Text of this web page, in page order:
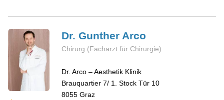
Dr. Gunther Arco
Chirurg (Facharzt für Chirurgie)
Dr. Arco – Aesthetik Klinik
Brauquartier 7/ 1. Stock Tür 10
8055 Graz